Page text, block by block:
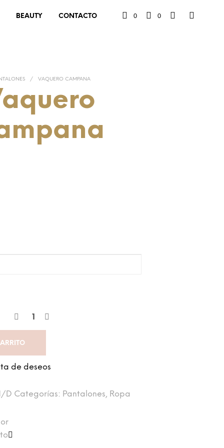
BEAUTY CONTACTO 0 0
/ VAQUERO CAMPANA
de deseos
D Categorías: Pantalones, Ropa